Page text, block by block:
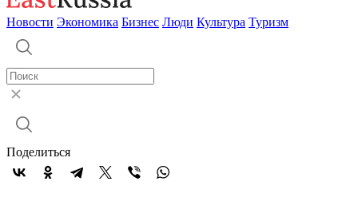
Новости Экономика Бизнес Люди Культура Туризм
Поделиться